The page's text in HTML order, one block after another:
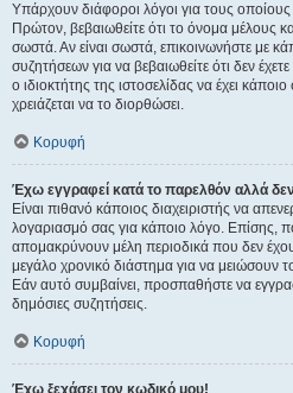
Υπάρχουν διάφοροι λόγοι για τους
Πρώτον, βεβαιωθείτε ότι το όνομα μέλους
σωστά. Αν είναι σωστά, επικοινωνήστε με
συζητήσεων για να βεβαιωθείτε ότι δεν
ο ιδιοκτήτης της ιστοσελίδας να έχει
χρειάζεται να το διορθώσει.
Κορυφή
Έχω εγγραφεί κατά το παρελθόν αλλά
Είναι πιθανό κάποιος διαχειριστής να
λογαριασμό σας για κάποιο λόγο. Επίσης,
απομακρύνουν μέλη περιοδικά που δεν
μεγάλο χρονικό διάστημα για να μειώσουν
Εάν αυτό συμβαίνει, προσπαθήστε να
δημόσιες συζητήσεις.
Κορυφή
Έχω ξεχάσει τον κωδικό μου!